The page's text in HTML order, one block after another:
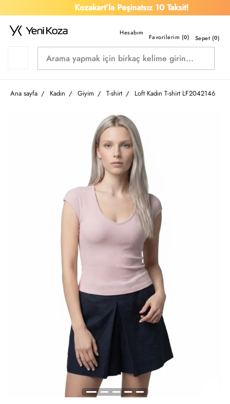
Kozakart’la Peşinatsız 10 Taksit!
Favorilerim (0) Sepet (0)
Ana sayfa Kadın Giyim T-shirt Loft Kadın T-shirt LF2042146